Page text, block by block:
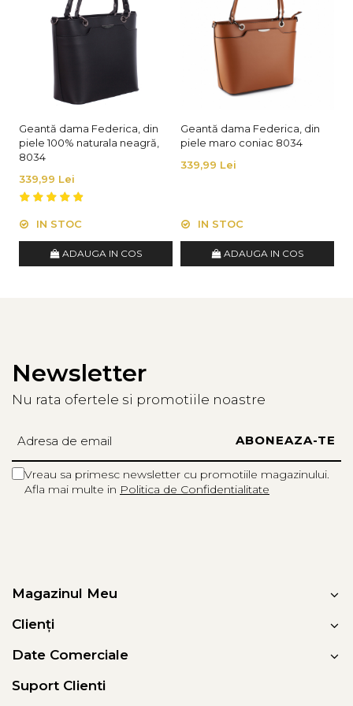
Produs lucrat manual in Italia din materiale
de calitate superioara
Geantă dama Federica, din
piele 100% naturala neagră,
8034
339,99 Lei
IN STOC
ADAUGA IN COS
Geantă dama Federica, din
piele maro coniac 8034
339,99 Lei
IN STOC
ADAUGA IN COS
Newsletter
Nu rata ofertele si promotiile noastre
Vreau sa primesc newsletter cu promotiile magazinului.
Afla mai multe in Politica de Confidentialitate
Magazinul Meu
Clienți
Date Comerciale
Suport Clienti